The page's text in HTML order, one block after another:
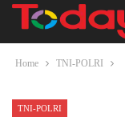
Home TNI-POLRI
TNI-POLRI